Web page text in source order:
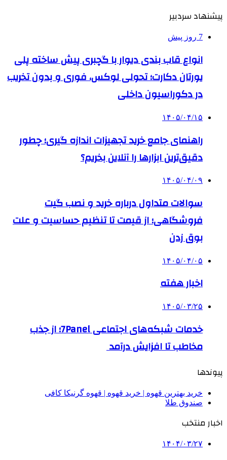
پیشنهاد سردبیر
7 روز پیش
انواع قاب بندی دیوار با گچبری پیش ساخته پلی
یورتان دکارت؛ تحولی لوکس، فوری و بدون تخریب
در دکوراسیون داخلی
۱۴۰۵/۰۴/۱۵
راهنمای جامع خرید تجهیزات اندازه گیری؛ چطور
دقیق‌ترین ابزارها را آنلاین بخریم؟
۱۴۰۵/۰۴/۰۹
سوالات متداول درباره خرید و نصب گیت
فروشگاهی؛ از قیمت تا تنظیم حساسیت و علت
بوق زدن
۱۴۰۵/۰۴/۰۵
اخبار هفته
۱۴۰۵/۰۳/۲۵
خدمات شبکه‌های اجتماعی 7Panel؛ از جذب
مخاطب تا افزایش درآمد
پیوندها
خرید بهترین قهوه | خرید قهوه | قهوه گرنیکا کافی
صندوق طلا
اخبار منتخب
۱۴۰۴/۰۳/۲۷